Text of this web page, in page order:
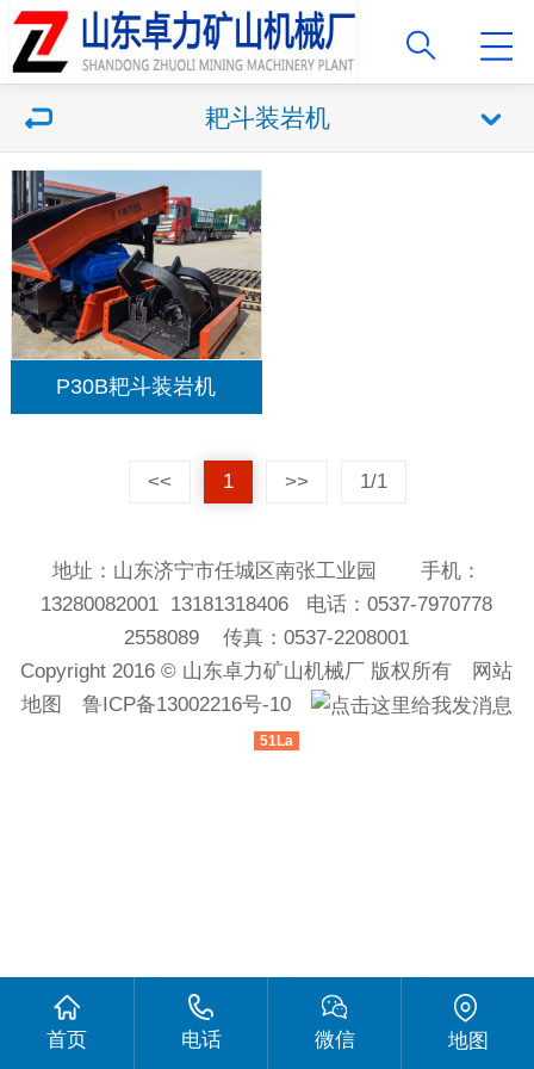
耙斗装岩机
P30B耙斗装岩机
<< 1 >> 1/1
地址：山东济宁市任城区南张工业园 手机：
13280082001 13181318406 电话：0537-7970778
2558089 传真：0537-2208001
Copyright 2016 © 山东卓力矿山机械厂 版权所有
网站
地图
鲁ICP备13002216号-10
51La
首页 电话 微信 地图